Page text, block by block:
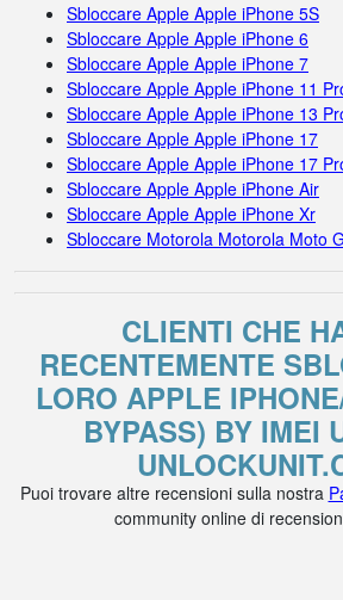
Sbloccare Apple Apple iPhone 5S
Sbloccare Apple Apple iPhone 6
Sbloccare Apple Apple iPhone 7
Sbloccare Apple Apple iPhone 11
Sbloccare Apple Apple iPhone 13
Sbloccare Apple Apple iPhone 17
Sbloccare Apple Apple iPhone 17
Sbloccare Apple Apple iPhone Air
Sbloccare Apple Apple iPhone Xr
Sbloccare Motorola Motorola Moto
CLIENTI CHE
RECENTEMENTE
LORO APPLE
BYPASS) BY IMEI
Puoi trovare altre recensioni sulla nostra
community online di